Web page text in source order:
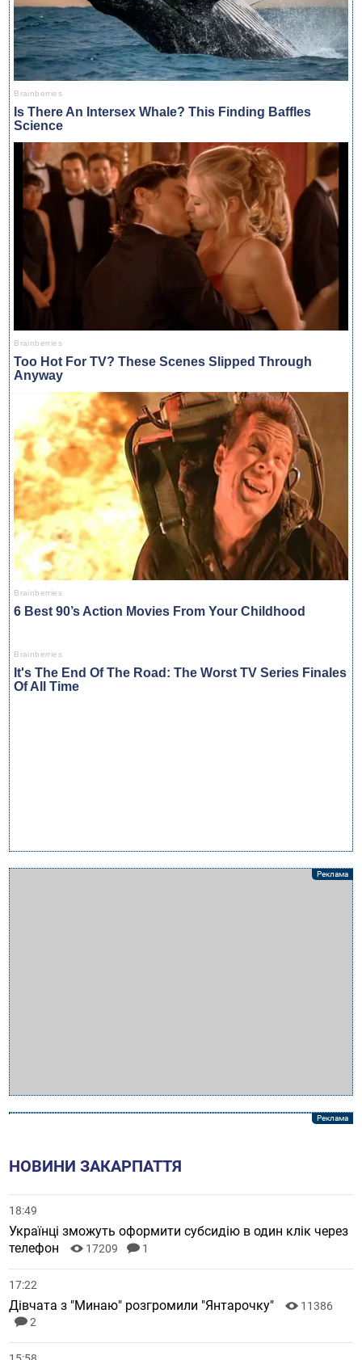
НОВИНИ ЗАКАРПАТТЯ
18:49
Українці зможуть оформити субсидію в один клік через
телефон
17209 1
17:22
Дівчата з "Минаю" розгромили "Янтарочку"
11386
2